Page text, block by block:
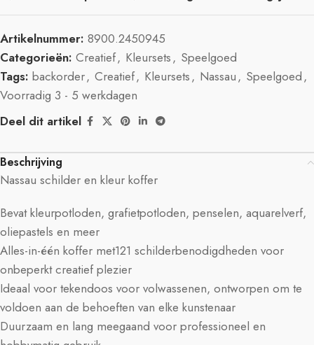
Artikelnummer: 8900.2450945
Categorieën: Creatief, Kleursets, Speelgoed
Tags: backorder, Creatief, Kleursets, Nassau, Speelgoed,
Voorradig 3 - 5 werkdagen
Deel dit artikel
Beschrijving
Nassau schilder en kleur koffer
Bevat kleurpotloden, grafietpotloden, penselen, aquarelverf,
oliepastels en meer
Alles-in-één koffer met121 schilderbenodigdheden voor
onbeperkt creatief plezier
Ideaal voor tekendoos voor volwassenen, ontworpen om te
voldoen aan de behoeften van elke kunstenaar
Duurzaam en lang meegaand voor professioneel en